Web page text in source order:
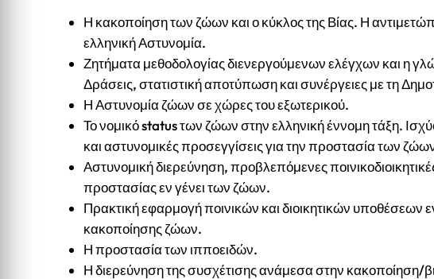
Η κακοποίηση των ζώων και ο κύκλος της Βίας. Η
ελληνική Αστυνομία.
Ζητήματα μεθοδολογίας διενεργούμενων ελέγχων και η
Δράσεις, στατιστική αποτύπωση και συνέργειες με τη
Η Αστυνομία ζώων σε χώρες του εξωτερικού.
Το νομικό status των ζώων στην ελληνική έννομη τάξη.
και αστυνομικές προσεγγίσεις για την προστασία των
Αστυνομική διερεύνηση, προβλεπόμενες
προστασίας εν γένει των ζώων.
Πρακτική εφαρμογή ποινικών και διοικητικών υποθέσεων
κακοποίησης ζώων.
Η προστασία των ιπποειδών.
Η διερεύνηση της συσχέτισης ανάμεσα στην κακοποίηση/